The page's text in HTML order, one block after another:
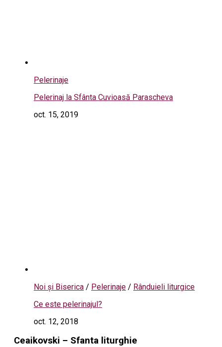
Pelerinaje
Pelerinaj la Sfânta Cuvioasă Parascheva
oct. 15, 2019
Noi și Biserica / Pelerinaje / Rânduieli liturgice
Ce este pelerinajul?
oct. 12, 2018
Ceaikovski – Sfanta liturghie